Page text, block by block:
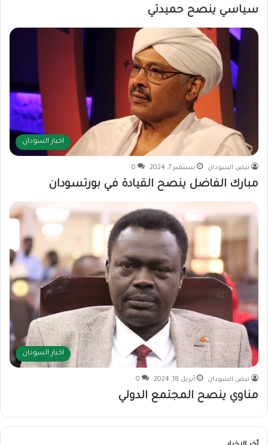
سياسي ينصح حميدتي
اخبار السودان
نبض السودان سبتمبر 7, 2024 0
مبارك الفاضل ينصح القيادة في بورتسودان
اخبار السودان
نبض السودان أبريل 18, 2024 0
مناوي ينصح المجتمع الدولي